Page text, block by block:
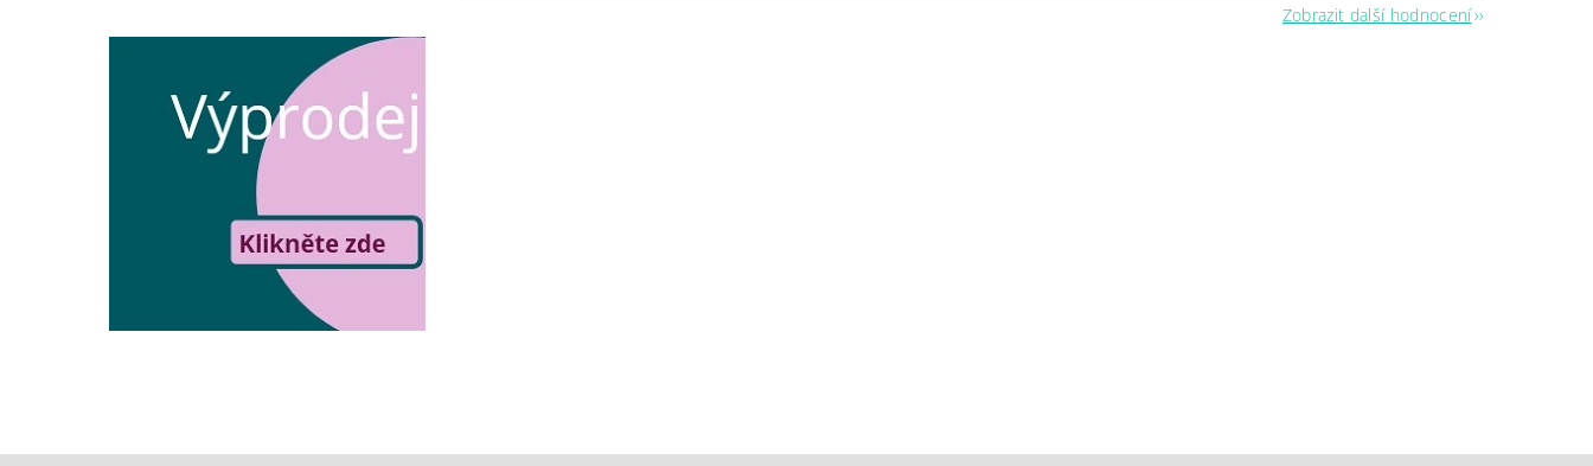
Zobrazit další hodnocení